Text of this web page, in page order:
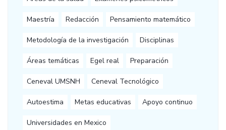
Maestría Redacción Pensamiento matemático
Metodología de la investigación Disciplinas
Áreas temáticas Egel real Preparación
Ceneval UMSNH Ceneval Tecnológico
Autoestima Metas educativas Apoyo continuo
Universidades en Mexico